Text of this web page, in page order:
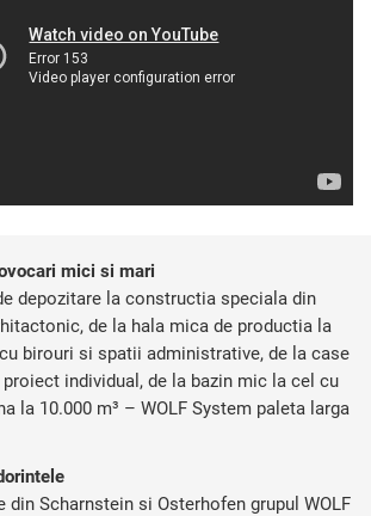
mici si mari
depozitare la constructia speciala din
de la hala mica de productia la
birouri si spatii administrative, de la case
individual, de la bazin mic la cel cu
la 10.000 m³ – WOLF System paleta larga
din Scharnstein si Osterhofen grupul WOLF